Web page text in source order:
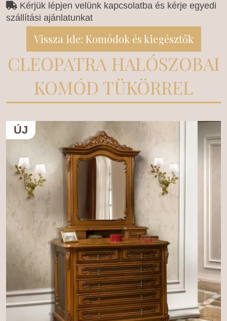
Kérjük lépjen velünk kapcsolatba és kérje egyedi
szállítási ajánlatunkat
Vissza ide: Komódok és kiegésztők
CLEOPATRA HALÓSZOBAI
KOMÓD TÜKÖRREL
ÚJ